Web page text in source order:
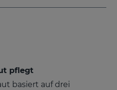
pflegt
basiert auf drei